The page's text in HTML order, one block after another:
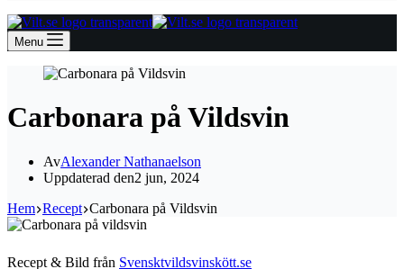
Menu
Carbonara på Vildsvin
AvAlexander Nathanaelson
Uppdaterad den2 jun, 2024
Hem Recept Carbonara på Vildsvin
Recept & Bild från Svensktvildsvinskött.se